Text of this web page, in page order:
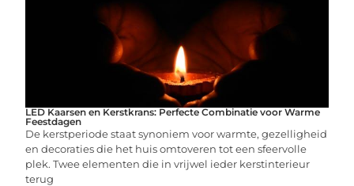
LED Kaarsen en Kerstkrans: Perfecte Combinatie voor Warme
Feestdagen
De kerstperiode staat synoniem voor warmte, gezelligheid
en decoraties die het huis omtoveren tot een sfeervolle
plek. Twee elementen die in vrijwel ieder kerstinterieur
terug